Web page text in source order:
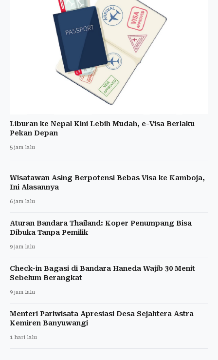
Liburan ke Nepal Kini Lebih Mudah, e-Visa Berlaku
Pekan Depan
5 jam lalu
Wisatawan Asing Berpotensi Bebas Visa ke Kamboja,
Ini Alasannya
6 jam lalu
Aturan Bandara Thailand: Koper Penumpang Bisa
Dibuka Tanpa Pemilik
9 jam lalu
Check-in Bagasi di Bandara Haneda Wajib 30 Menit
Sebelum Berangkat
9 jam lalu
Menteri Pariwisata Apresiasi Desa Sejahtera Astra
Kemiren Banyuwangi
1 hari lalu